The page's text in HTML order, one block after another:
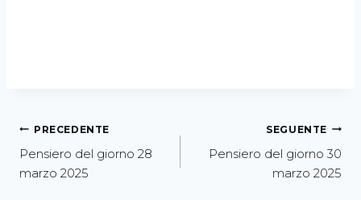
PRECEDENTE
Pensiero del giorno 28
marzo 2025
SEGUENTE
Pensiero del giorno 30
marzo 2025